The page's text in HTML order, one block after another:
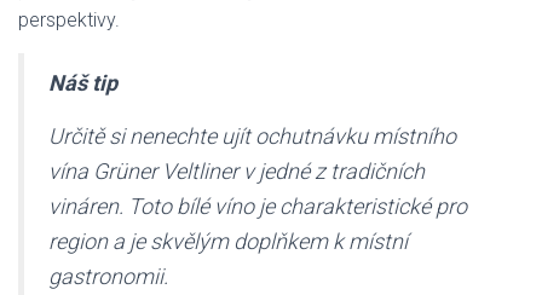
perspektivy.
Náš tip
Určitě si nenechte ujít ochutnávku místního
vína Grüner Veltliner v jedné z tradičních
vináren. Toto bílé víno je charakteristické pro
region a je skvělým doplňkem k místní
gastronomii.